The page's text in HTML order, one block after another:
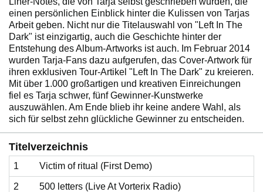
einen persönlichen Einblick hinter die Kulissen von Tarjas
Arbeit geben. Nicht nur die Titelauswahl von "Left In The
Dark" ist einzigartig, auch die Geschichte hinter der
Entstehung des Album-Artworks ist auch. Im Februar 2014
wurden Tarja-Fans dazu aufgerufen, das Cover-Artwork für
ihren exklusiven Tour-Artikel "Left In The Dark" zu kreieren.
Mit über 1.000 großartigen und kreativen Einreichungen
fiel es Tarja schwer, fünf Gewinner-Kunstwerke
auszuwählen. Am Ende blieb ihr keine andere Wahl, als
sich für selbst zehn glückliche Gewinner zu entscheiden.
Titelverzeichnis
1 Victim of ritual (First Demo)
2 500 letters (Live At Vorterix Radio)